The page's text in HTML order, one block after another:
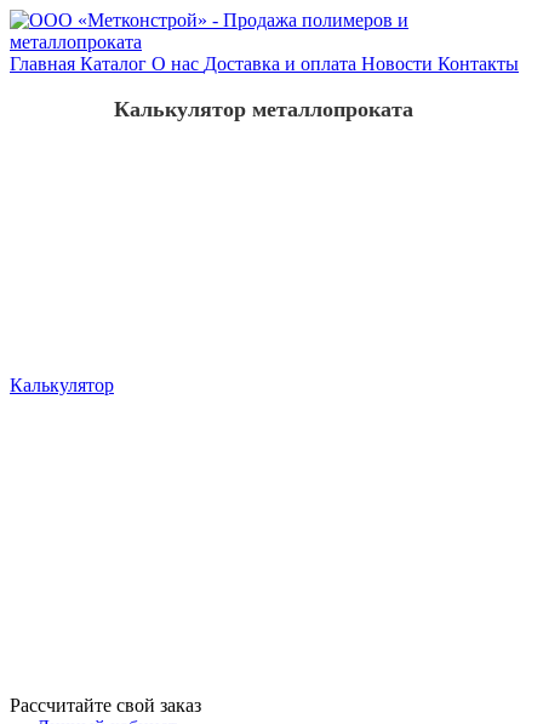
Главная Каталог О нас Доставка и оплата Новости Контакты
Калькулятор
Калькулятор металлопроката
Рассчитайте свой заказ